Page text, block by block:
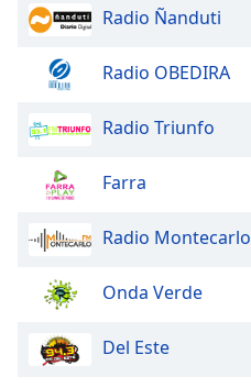
Color
Opacity
Font
Edge
Family
Radio Ñanduti
Radio OBEDIRA
Radio Triunfo
Farra
Radio Montecarlo
Onda Verde
Del Este